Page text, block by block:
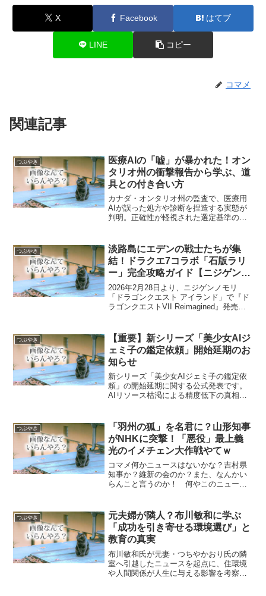
X Facebook はてブ
LINE コピー
コマメ
関連記事
つぶやき
医療AIの「嘘」が暴かれた！オン
タリオ州の衝撃報告から学ぶ、道
具との付き合い方
カナダ・オンタリオ州の監査で、医療用
AIが誤った処方や診断を捏造する実態が
判明。正確性が軽視された選定基準の問
のリスクについて分かりやすく解説しま
す。
つぶやき
淡路島にエデンの戦士たちが集
結！ドラクエ7コラボ「石版ラリ
ー」完全攻略ガイド【ニジゲンノ
モリ】
2026年2月28日より、ニジゲンノモリ
「ドラゴンクエスト アイランド」で『ド
ラゴンクエストVII Reimagined』発売記
「スライムのコクーン」へのアクセスま
で徹底解説します。
つぶやき
【重要】新シリーズ「美少女AIジ
ェミ子の鑑定依頼」開始延期のお
知らせ
新シリーズ「美少女AIジェミ子の鑑定依
頼」の開始延期に関する公式発表です。
AIリソース枯渇による精度低下の真相か
載しています。
つぶやき
「羽州の狐」を名君に？山形知事
がNHKに突撃！「悪役」最上義
光のイメチェン大作戦やてｗ
コマメ何かニュースはないかな？吉村県
知事か？維新の会のか？また、なんかい
らんこと言うのか！ 何やこのニュース
山形県の吉村美栄子知事は8日の定例記者
会見で、山形藩の初代...
つぶやき
元夫婦が隣人？布川敏和に学ぶ
「成功を引き寄せる環境選び」と
教育の真実
布川敏和氏が元妻・つちやかおり氏の隣
室へ引越したニュースを起点に、住環境
や人間関係が人生に与える影響を考察。